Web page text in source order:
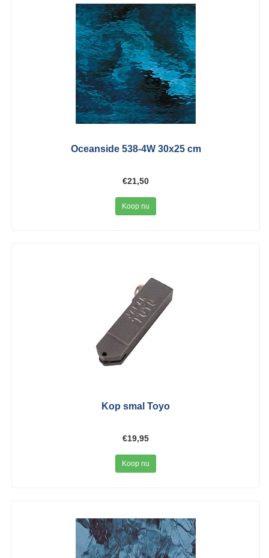
Oceanside 538-4W 30x25 cm
€21,50
Koop nu
Kop smal Toyo
€19,95
Koop nu